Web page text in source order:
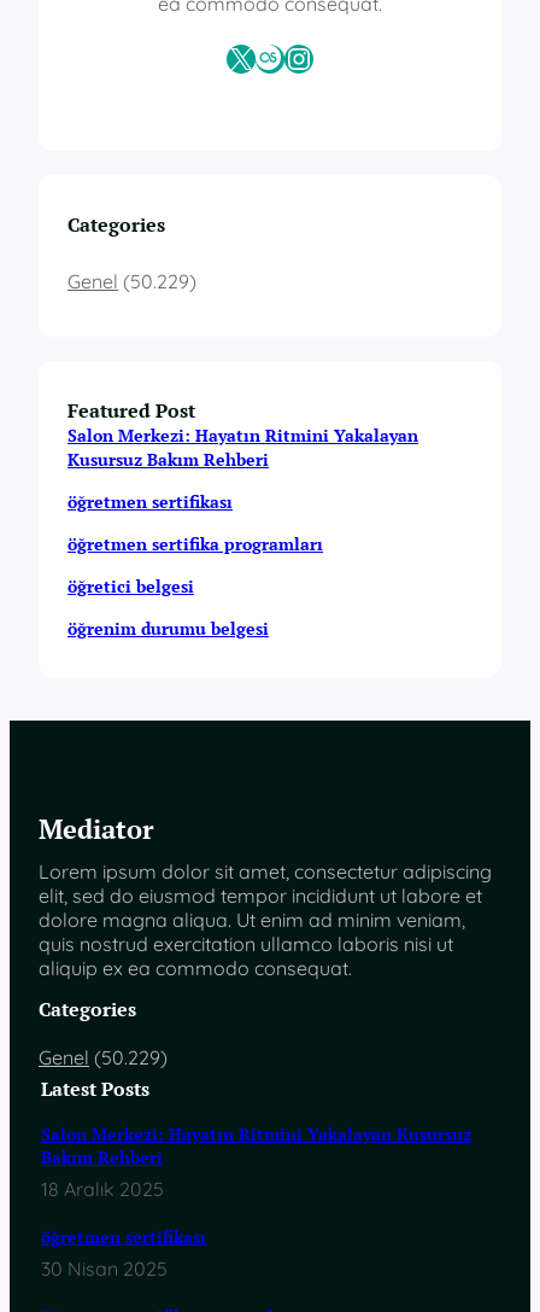
X Last.fmInstagram
Categories
Genel (50.229)
Featured Post
Salon Merkezi: Hayatın Ritmini Yakalayan
Kusursuz Bakım Rehberi
öğretmen sertifikası
öğretmen sertifika programları
öğretici belgesi
öğrenim durumu belgesi
Mediator
Lorem ipsum dolor sit amet, consectetur adipiscing
elit, sed do eiusmod tempor incididunt ut labore et
dolore magna aliqua. Ut enim ad minim veniam,
quis nostrud exercitation ullamco laboris nisi ut
aliquip ex ea commodo consequat.
Categories
Genel (50.229)
Latest Posts
Salon Merkezi: Hayatın Ritmini Yakalayan Kusursuz
Bakım Rehberi
18 Aralık 2025
öğretmen sertifikası
30 Nisan 2025